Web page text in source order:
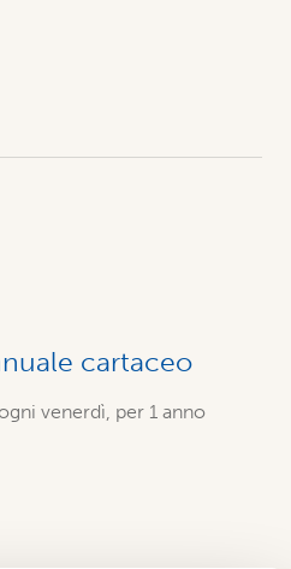
cartaceo
venerdì, per 1 anno